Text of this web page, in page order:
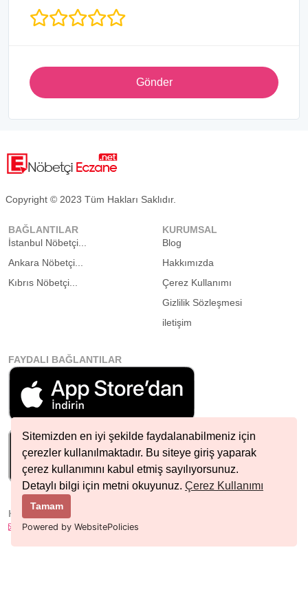
Sitemizden en iyi şekilde faydalanabilmeniz için
çerezler kullanılmaktadır. Bu siteye giriş yaparak
çerez kullanımını kabul etmiş sayılıyorsunuz.
Detaylı bilgi için metni okuyunuz. Çerez Kullanımı
Tamam
Powered by WebsitePolicies
Gönder
Copyright © 2023 Tüm Hakları Saklıdır.
BAĞLANTILAR
İstanbul Nöbetçi...
Ankara Nöbetçi...
Kıbrıs Nöbetçi...
KURUMSAL
Blog
Hakkımızda
Çerez Kullanımı
Gizlilik Sözleşmesi
iletişim
FAYDALI BAĞLANTILAR
HIZLI İLETIŞIM
info@nobetcieczane.net